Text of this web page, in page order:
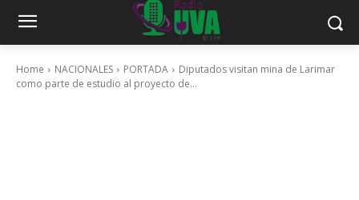
Home NACIONALES PORTADA
Diputados visitan mina de Larimar
como parte de estudio al proyecto de...